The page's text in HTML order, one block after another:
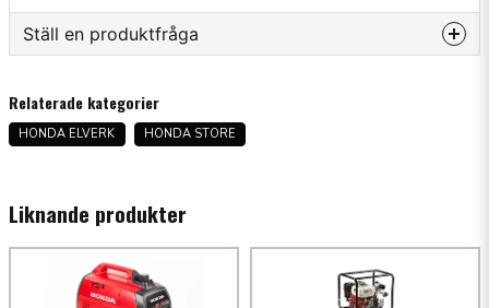
Liknande produkter
Maxeffekt (W)
Spänning (V)
Frekvens (Hz)
Motor
Ställ en produktfråga
Fråga oss något om denna produkten...
Namn
Mejladress
Relaterade kategorier
HONDA ELVERK HONDA STORE